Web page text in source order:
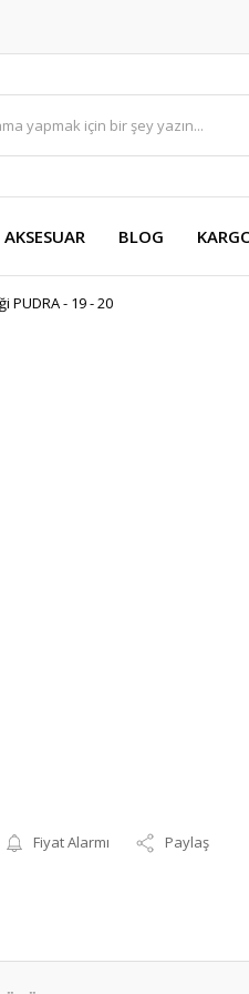
AKSESUAR BLOG
Fiyat Alarmı Paylaş